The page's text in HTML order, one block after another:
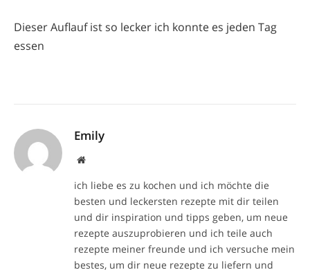
Dieser Auflauf ist so lecker ich konnte es jeden Tag
essen
Emily
Website
ich liebe es zu kochen und ich möchte die
besten und leckersten rezepte mit dir teilen
und dir inspiration und tipps geben, um neue
rezepte auszuprobieren und ich teile auch
rezepte meiner freunde und ich versuche mein
bestes, um dir neue rezepte zu liefern und